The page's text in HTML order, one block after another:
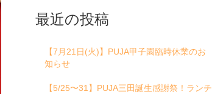
下
キ
最近の投稿
【7月21日(火)】PUJA甲子園臨時休業のお
知らせ
【5/25〜31】PUJA三田誕生感謝祭！ランチ